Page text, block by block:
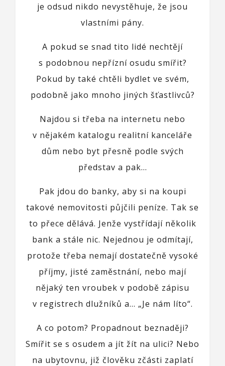
je odsud nikdo nevystěhuje, že jsou
vlastními pány.
A pokud se snad tito lidé nechtějí
s podobnou nepřízní osudu smířit?
Pokud by také chtěli bydlet ve svém,
podobně jako mnoho jiných šťastlivců?
Najdou si třeba na internetu nebo
v nějakém katalogu realitní kanceláře
dům nebo byt přesně podle svých
představ a pak…
Pak jdou do banky, aby si na koupi
takové nemovitosti půjčili peníze. Tak se
to přece dělává. Jenže vystřídají několik
bank a stále nic. Nejednou je odmítají,
protože třeba nemají dostatečně vysoké
příjmy, jisté zaměstnání, nebo mají
nějaký ten vroubek v podobě zápisu
v registrech dlužníků a… „Je nám líto“.
A co potom? Propadnout beznaději?
Smířit se s osudem a jít žít na ulici? Nebo
na ubytovnu, již člověku zčásti zaplatí